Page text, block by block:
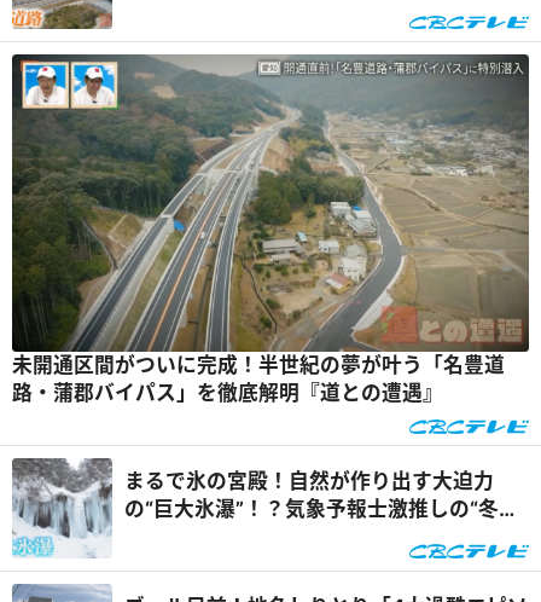
未開通区間がついに完成！半世紀の夢が叶う「名豊道
路・蒲郡バイパス」を徹底解明『道との遭遇』
まるで氷の宮殿！自然が作り出す大迫力
の“巨大氷瀑”！？気象予報士激推しの“冬の